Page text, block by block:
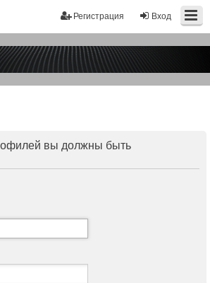
Вход
Регистрация
вы должны быть